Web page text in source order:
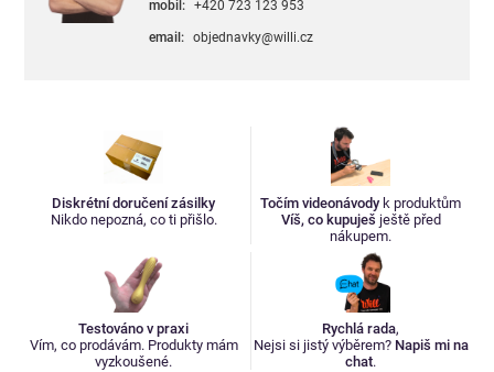
mobil: +420 723 123 953
email: objednavky@willi.cz
Diskrétní doručení zásilky
Nikdo nepozná, co ti přišlo.
Točím videonávody k produktům
Víš, co kupuješ ještě před
nákupem.
Testováno v praxi
Vím, co prodávám. Produkty mám
vyzkoušené.
Rychlá rada,
Nejsi si jistý výběrem? Napiš mi na
chat.